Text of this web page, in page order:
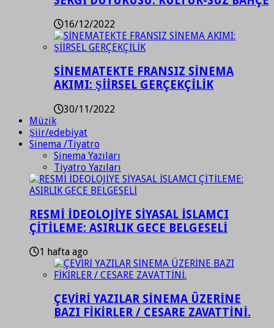
16/12/2022
SİNEMATEKTE FRANSIZ SİNEMA
AKIMI: ŞİİRSEL GERÇEKÇİLİK
30/11/2022
Müzik
Şiir/edebiyat
Sinema /Tiyatro
Sinema Yazıları
Tiyatro Yazıları
RESMİ İDEOLOJİYE SİYASAL İSLAMCI
ÇİTİLEME: ASIRLIK GECE BELGESELİ
1 hafta ago
ÇEVİRİ YAZILAR SİNEMA ÜZERİNE
BAZI FİKİRLER / CESARE ZAVATTİNİ.